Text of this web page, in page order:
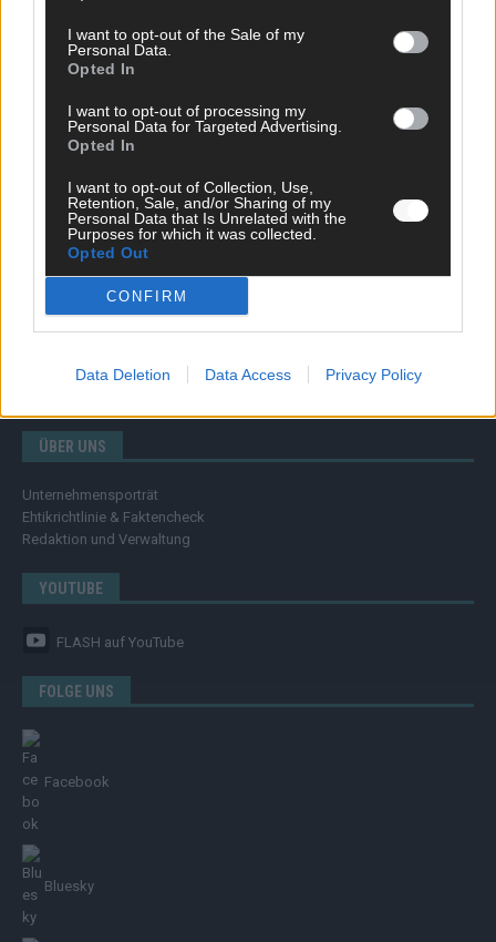
I want to opt-out of the Sale of my
Personal Data.
Opted In
I want to opt-out of processing my
Personal Data for Targeted Advertising.
Opted In
I want to opt-out of Collection, Use,
Retention, Sale, and/or Sharing of my
Personal Data that Is Unrelated with the
Purposes for which it was collected.
Opted Out
CONFIRM
Data Deletion Data Access Privacy Policy
SCHNELL ZUM RESSORT
Nachrichten
Ratgeber
Wissen
Kommentar
Streams & Storys
ÜBER UNS
Unternehmensporträt
Ehtikrichtlinie & Faktencheck
Redaktion und Verwaltung
YOUTUBE
FLASH auf YouTube
FOLGE UNS
Facebook
Bluesky